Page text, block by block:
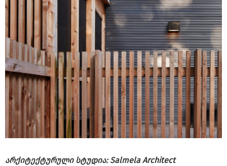
არქიტექტურული სტუდია: Salmela Architect